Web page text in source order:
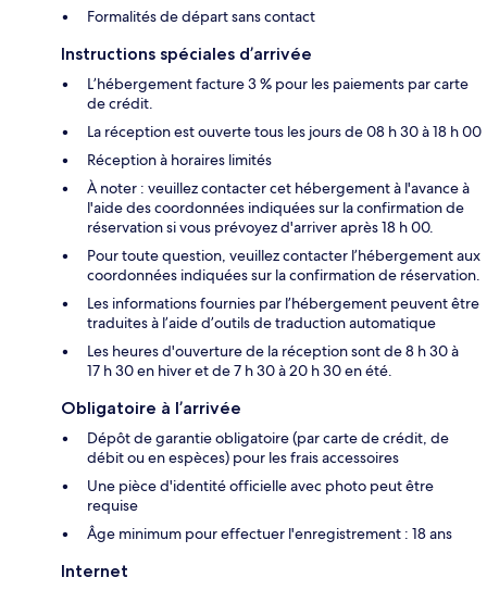
Formalités de départ sans contact
Instructions spéciales d’arrivée
L’hébergement facture 3 % pour les paiements par carte
de crédit.
La réception est ouverte tous les jours de 08 h 30 à 18 h 00
Réception à horaires limités
À noter : veuillez contacter cet hébergement à l'avance à
l'aide des coordonnées indiquées sur la confirmation de
réservation si vous prévoyez d'arriver après 18 h 00.
Pour toute question, veuillez contacter l’hébergement aux
coordonnées indiquées sur la confirmation de réservation.
Les informations fournies par l’hébergement peuvent être
traduites à l’aide d’outils de traduction automatique
Les heures d'ouverture de la réception sont de 8 h 30 à
17 h 30 en hiver et de 7 h 30 à 20 h 30 en été.
Obligatoire à l’arrivée
Dépôt de garantie obligatoire (par carte de crédit, de
débit ou en espèces) pour les frais accessoires
Une pièce d'identité officielle avec photo peut être
requise
Âge minimum pour effectuer l'enregistrement : 18 ans
Internet